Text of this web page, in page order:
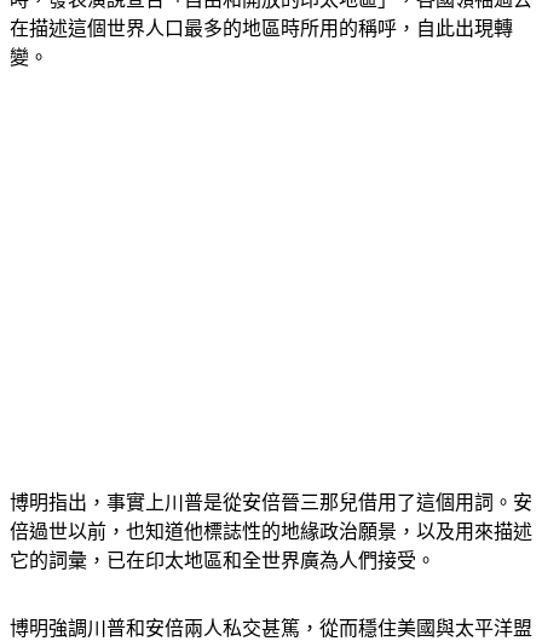
在描述這個世界人口最多的地區時所用的稱呼，自此出現轉
變。
博明指出，事實上川普是從安倍晉三那兒借用了這個用詞。安
倍過世以前，也知道他標誌性的地緣政治願景，以及用來描述
它的詞彙，已在印太地區和全世界廣為人們接受。
博明強調川普和安倍兩人私交甚篤，從而穩住美國與太平洋盟